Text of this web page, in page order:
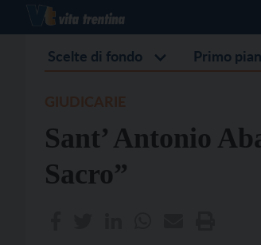
Scelte di fondo Primo
Sant’ Antonio
Sacro”